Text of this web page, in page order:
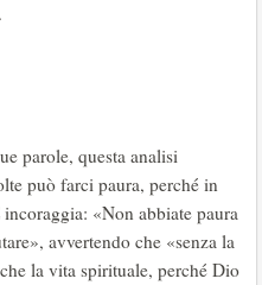
parole, questa analisi
può farci paura, perché in
«Non abbiate paura
avvertendo che «senza la
la vita spirituale, perché Dio